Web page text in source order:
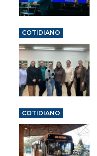
COTIDIANO
COTIDIANO